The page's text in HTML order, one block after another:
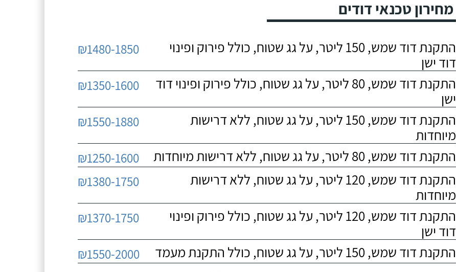
מחירון טכנאי דודים
התקנת דוד שמש, 150 ליטר, על גג שטוח, כולל פירוק ופינוי
דוד ישן
₪1480-1850
התקנת דוד שמש, 80 ליטר, על גג שטוח, כולל פירוק ופינוי דוד
ישן
₪1350-1600
התקנת דוד שמש, 150 ליטר, על גג שטוח, ללא דרישות
מיוחדות
₪1550-1880
התקנת דוד שמש, 80 ליטר, על גג שטוח, ללא דרישות מיוחדות ₪1250-1600
התקנת דוד שמש, 120 ליטר, על גג שטוח, ללא דרישות
מיוחדות
₪1380-1750
התקנת דוד שמש, 120 ליטר, על גג שטוח, כולל פירוק ופינוי
דוד ישן
₪1370-1750
התקנת דוד שמש, 150 ליטר, על גג שטוח, כולל התקנת מעמד ₪1550-2000